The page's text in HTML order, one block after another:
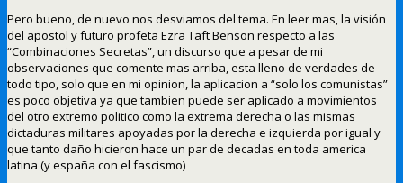
Pero bueno, de nuevo nos desviamos del tema. En leer mas, la visión
del apostol y futuro profeta Ezra Taft Benson respecto a las
“Combinaciones Secretas”, un discurso que a pesar de mi
observaciones que comente mas arriba, esta lleno de verdades de
todo tipo, solo que en mi opinion, la aplicacion a “solo los comunistas”
es poco objetiva ya que tambien puede ser aplicado a movimientos
del otro extremo politico como la extrema derecha o las mismas
dictaduras militares apoyadas por la derecha e izquierda por igual y
que tanto daño hicieron hace un par de decadas en toda america
latina (y españa con el fascismo)